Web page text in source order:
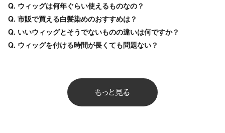
Q. ウィッグは何年ぐらい使えるものなの？
Q. 市販で買える白髪染めのおすすめは？
Q. いいウィッグとそうでないものの違いは何ですか？
Q. ウィッグを付ける時間が長くても問題ない？
もっと見る